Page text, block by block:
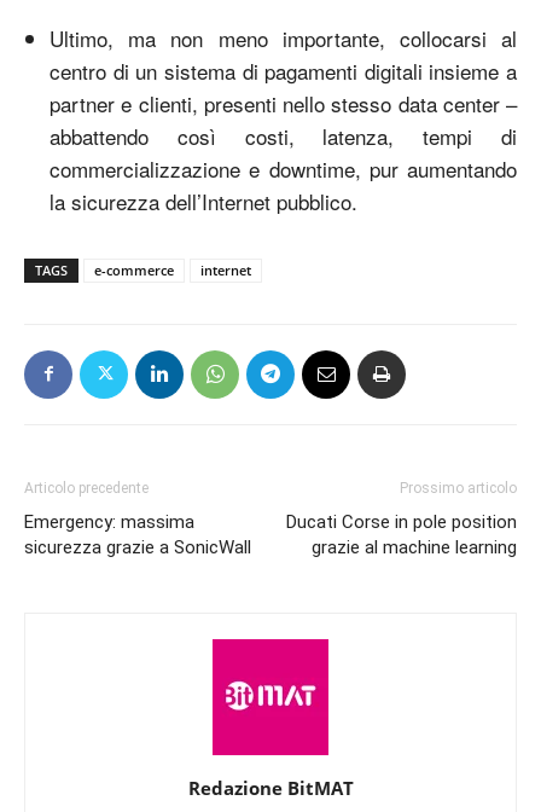
Ultimo, ma non meno importante, collocarsi al
centro di un sistema di pagamenti digitali insieme a
partner e clienti, presenti nello stesso data center –
abbattendo così costi, latenza, tempi di
commercializzazione e downtime, pur aumentando
la sicurezza dell’Internet pubblico.
TAGS e-commerce internet
Articolo precedente
Emergency: massima
sicurezza grazie a SonicWall
Prossimo articolo
Ducati Corse in pole position
grazie al machine learning
Redazione BitMAT